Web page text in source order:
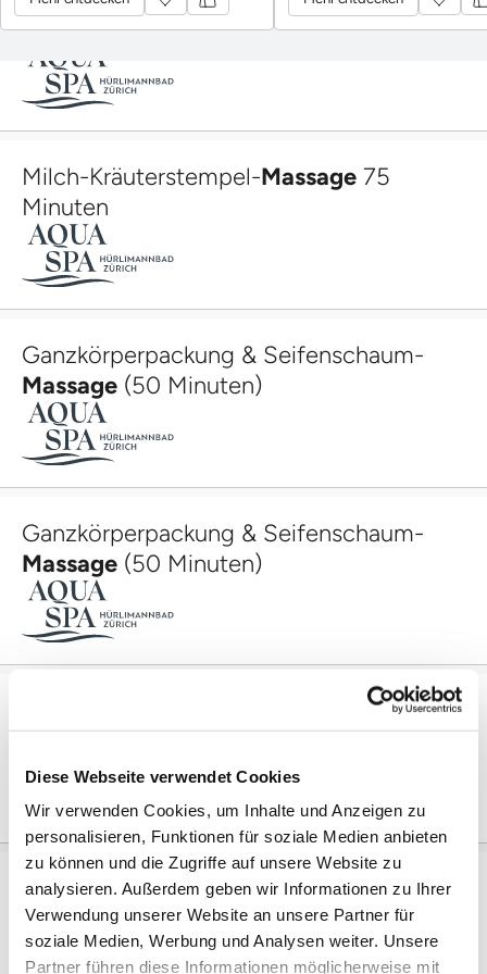
Diese Webseite verwendet Cookies
Wir verwenden Cookies, um Inhalte und Anzeigen zu
personalisieren, Funktionen für soziale Medien anbieten
zu können und die Zugriffe auf unsere Website zu
analysieren. Außerdem geben wir Informationen zu Ihrer
Verwendung unserer Website an unsere Partner für
soziale Medien, Werbung und Analysen weiter. Unsere
Partner führen diese Informationen möglicherweise mit
Minuten
Milch-Kräuterstempel-Massage 75
Minuten
Ganzkörperpackung & Seifenschaum-
Massage (50 Minuten)
Ganzkörperpackung & Seifenschaum-
Massage (50 Minuten)
Massage
25 Minuten
Milch-Kräuterstempel-Massage(75
Minuten)